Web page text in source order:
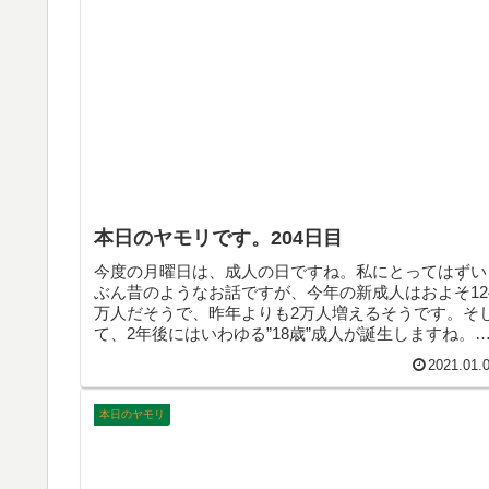
本日のヤモリです。204日目
今度の月曜日は、成人の日ですね。私にとってはずい
ぶん昔のようなお話ですが、今年の新成人はおよそ
万人だそうで、昨年よりも2万人増えるそうです。そ
て、2年後にはいわゆる”18歳”成人が誕生しますね。ど
んどん変化する世の中、活躍を期待しています！
本日のヤモリ